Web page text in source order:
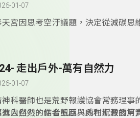
地的過去與未來。
01-07
天宮因思考空汙議題，決定從減碳思
，讓自然資源與生命得以生生不息，
走出戶外-萬有自然力
01-07
神科醫師也是荒野報護協會常務理事
進入自然，結合五感與內在沉澱的第
有自然力的作者凱西．威利斯教授用